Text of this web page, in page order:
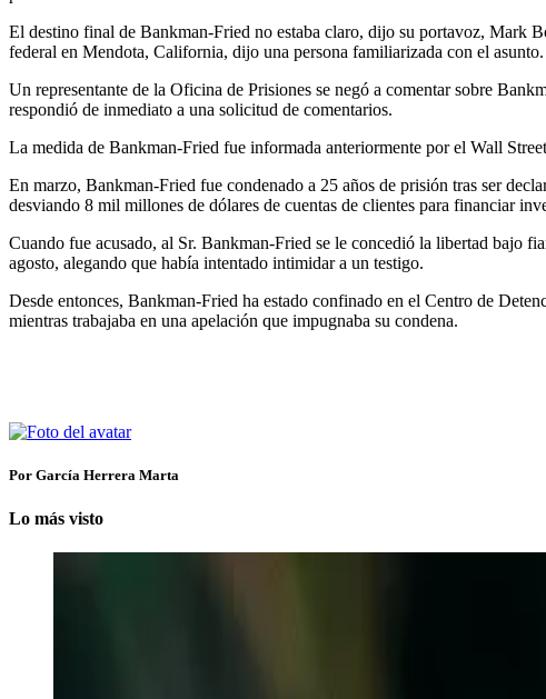
El destino final de Bankman-Fried no estaba claro, dijo su portavoz, Mark
federal en Mendota, California, dijo una persona familiarizada con el asunto.
Un representante de la Oficina de Prisiones se negó a comentar sobre
respondió de inmediato a una solicitud de comentarios.
La medida de Bankman-Fried fue informada anteriormente por el Wall
En marzo, Bankman-Fried fue condenado a 25 años de prisión tras ser
desviando 8 mil millones de dólares de cuentas de clientes para financiar
Cuando fue acusado, al Sr. Bankman-Fried se le concedió la libertad bajo
agosto, alegando que había intentado intimidar a un testigo.
Desde entonces, Bankman-Fried ha estado confinado en el Centro de
mientras trabajaba en una apelación que impugnaba su condena.
Por García Herrera Marta
Lo más visto